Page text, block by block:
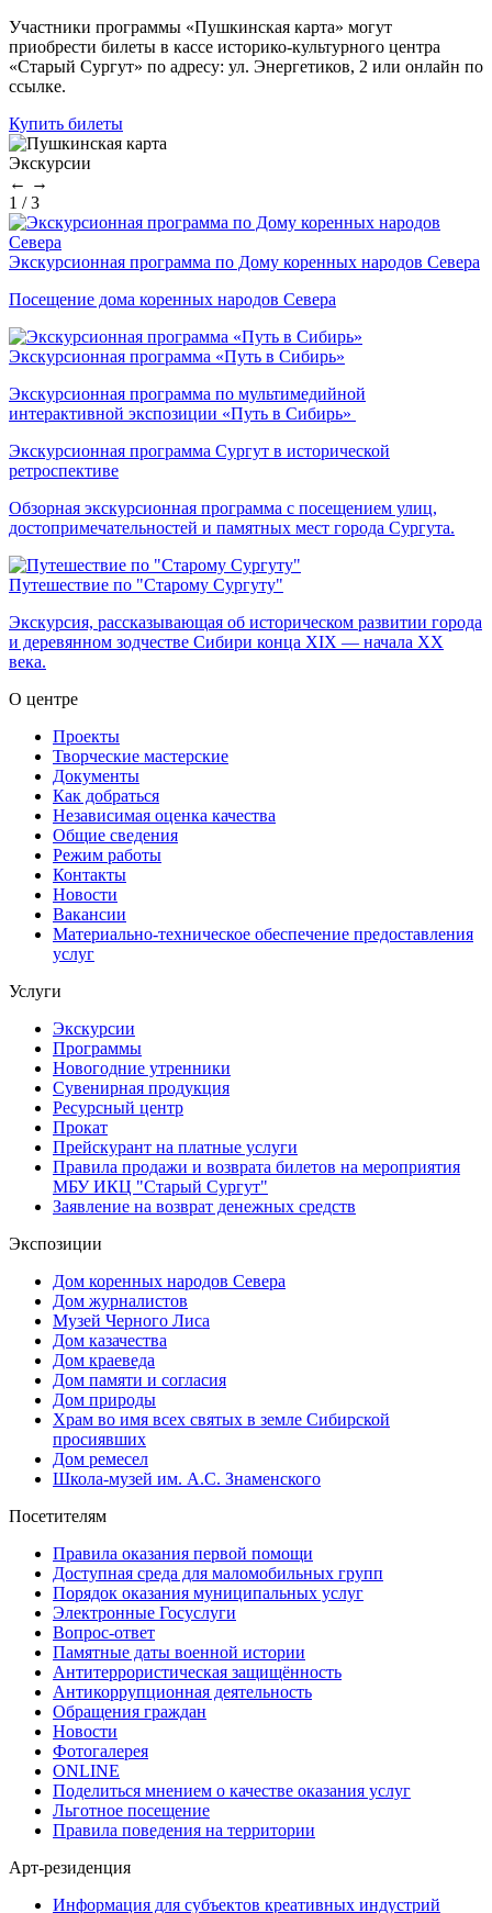
Участники программы «Пушкинская карта» могут
приобрести билеты в кассе историко-культурного центра
«Старый Сургут» по адресу: ул. Энергетиков, 2 или онлайн по
ссылке.
Купить билеты
Экскурсии
← →
1 / 3
Экскурсионная программа по Дому коренных народов Севера
Посещение дома коренных народов Севера
Экскурсионная программа «Путь в Сибирь»
Экскурсионная программа по мультимедийной
интерактивной экспозиции «Путь в Сибирь»
Экскурсионная программа Сургут в исторической
ретроспективе
Обзорная экскурсионная программа с посещением улиц,
достопримечательностей и памятных мест города Сургута.
Путешествие по "Старому Сургуту"
Экскурсия, рассказывающая об историческом развитии города
и деревянном зодчестве Сибири конца XIX — начала XX
века.
О центре
Проекты
Творческие мастерские
Документы
Как добраться
Независимая оценка качества
Общие сведения
Режим работы
Контакты
Новости
Вакансии
Материально-техническое обеспечение предоставления
услуг
Услуги
Экскурсии
Программы
Новогодние утренники
Сувенирная продукция
Ресурсный центр
Прокат
Прейскурант на платные услуги
Правила продажи и возврата билетов на мероприятия
МБУ ИКЦ "Старый Сургут"
Заявление на возврат денежных средств
Экспозиции
Дом коренных народов Севера
Дом журналистов
Музей Черного Лиса
Дом казачества
Дом краеведа
Дом памяти и согласия
Дом природы
Храм во имя всех святых в земле Сибирской
просиявших
Дом ремесел
Школа-музей им. А.С. Знаменского
Посетителям
Правила оказания первой помощи
Доступная среда для маломобильных групп
Порядок оказания муниципальных услуг
Электронные Госуслуги
Вопрос-ответ
Памятные даты военной истории
Антитеррористическая защищённость
Антикоррупционная деятельность
Обращения граждан
Новости
Фотогалерея
ONLINE
Поделиться мнением о качестве оказания услуг
Льготное посещение
Правила поведения на территории
Арт-резиденция
Информация для субъектов креативных индустрий